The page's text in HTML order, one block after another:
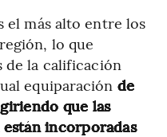
el más alto entre los
lo que
de la calificación
equiparación de
que las
incorporadas